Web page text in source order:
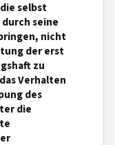
selbst
seine
nicht
der erst
zu
Verhalten
des
die